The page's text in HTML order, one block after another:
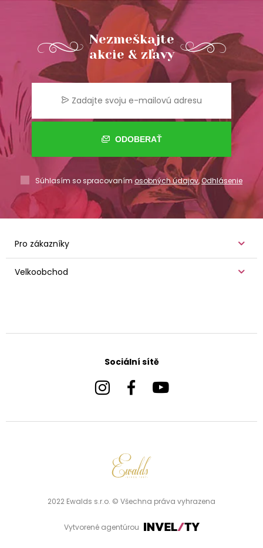
Nezmeškajte
akcie & zľavy
ODOBERAŤ
Súhlasím so spracovaním osobných údajov,Odhlásenie
Pro zákazníky
Velkoobchod
Sociální sítě
2022 Ewalds s.r.o. © Všechna práva vyhrazena
Vytvorené agentúrou